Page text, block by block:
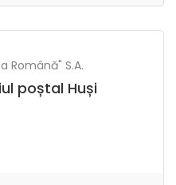
Română" S.A.
poștal Huși